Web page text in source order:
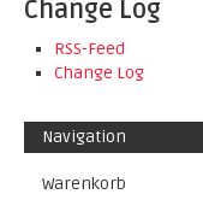
Change Log
RSS-Feed
Change Log
Navigation
Warenkorb